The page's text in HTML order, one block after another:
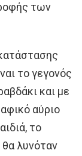
των
το γεγονός
και με
αύριο
το
λυνόταν